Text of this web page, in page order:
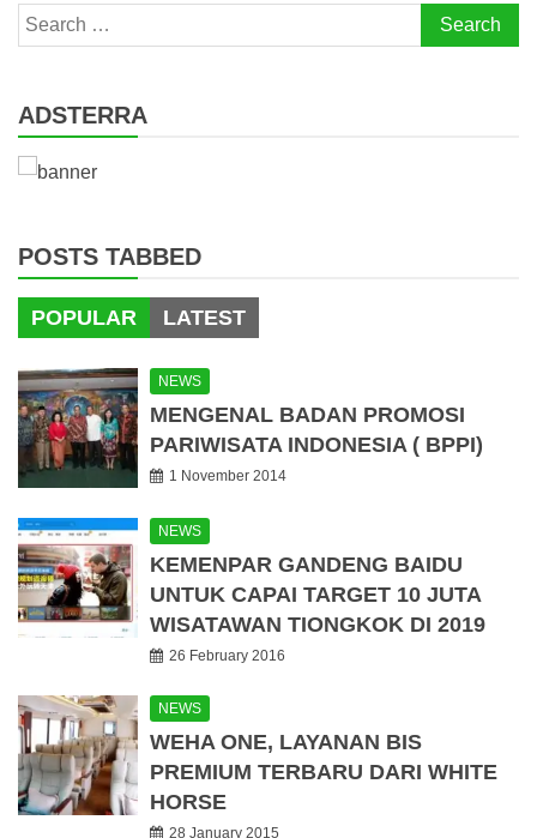
Search
for:
ADSTERRA
POSTS TABBED
POPULAR LATEST
NEWS
MENGENAL BADAN PROMOSI
PARIWISATA INDONESIA ( BPPI)
1 November 2014
NEWS
KEMENPAR GANDENG BAIDU
UNTUK CAPAI TARGET 10 JUTA
WISATAWAN TIONGKOK DI 2019
26 February 2016
NEWS
WEHA ONE, LAYANAN BIS
PREMIUM TERBARU DARI WHITE
HORSE
28 January 2015